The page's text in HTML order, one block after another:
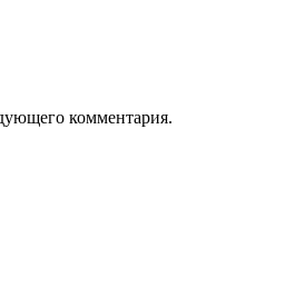
комментария.